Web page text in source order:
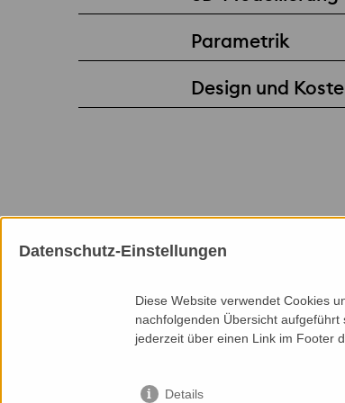
Parametrik
Design und
Mitgliedschaften
Seitenanfang
Datenschutz-Einstellungen
Diese Website verwendet Cookies
nachfolgenden Übersicht
jederzeit über einen Link im Footer
Details